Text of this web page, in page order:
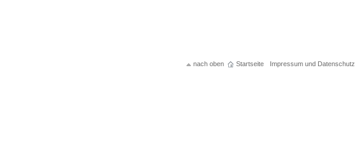
nach oben Startseite Impressum und Datenschutz